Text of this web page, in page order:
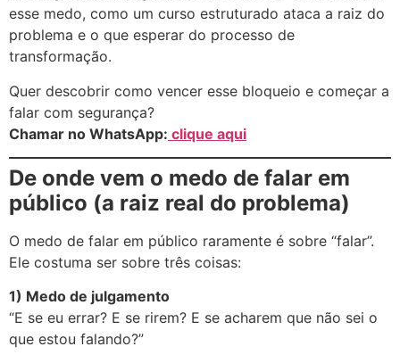
esse medo, como um curso estruturado ataca a raiz do
problema e o que esperar do processo de
transformação.
Quer descobrir como vencer esse bloqueio e começar a
falar com segurança?
Chamar no WhatsApp: clique aqui
De onde vem o medo de falar em
público (a raiz real do problema)
O medo de falar em público raramente é sobre “falar”.
Ele costuma ser sobre três coisas:
1) Medo de julgamento
“E se eu errar? E se rirem? E se acharem que não sei o
que estou falando?”